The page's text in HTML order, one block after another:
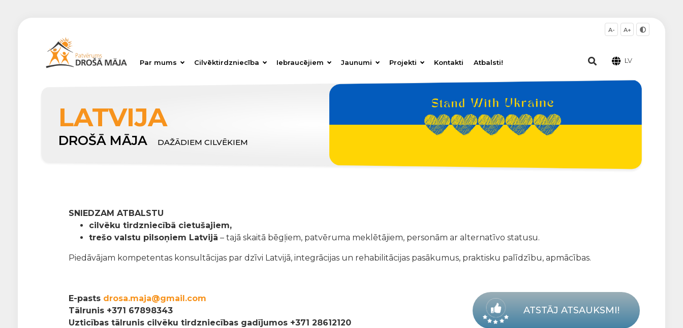
Par mums Cilvēktirdzniecība Iebraucējiem Jaunumi Projekti Kontakti Atbalsti!
A- A+
LV
LATVIJA
DROŠĀ MĀJA DAŽĀDIEM CILVĒKIEM
SNIEDZAM ATBALSTU
cilvēku tirdzniecībā cietušajiem,
trešo valstu pilsoņiem Latvijā – tajā skaitā bēgļiem, patvēruma meklētājiem, personām ar alternatīvo statusu.
Piedāvājam kompetentas konsultācijas par dzīvi Latvijā, integrācijas un rehabilitācijas pasākumus, praktisku palīdzību, apmācības.
E-pasts drosa.maja@gmail.com
Tālrunis +371 67898343
Uzticības tālrunis cilvēku tirdzniecības gadījumos +371 28612120
ATSTĀJ ATSAUKSMI!